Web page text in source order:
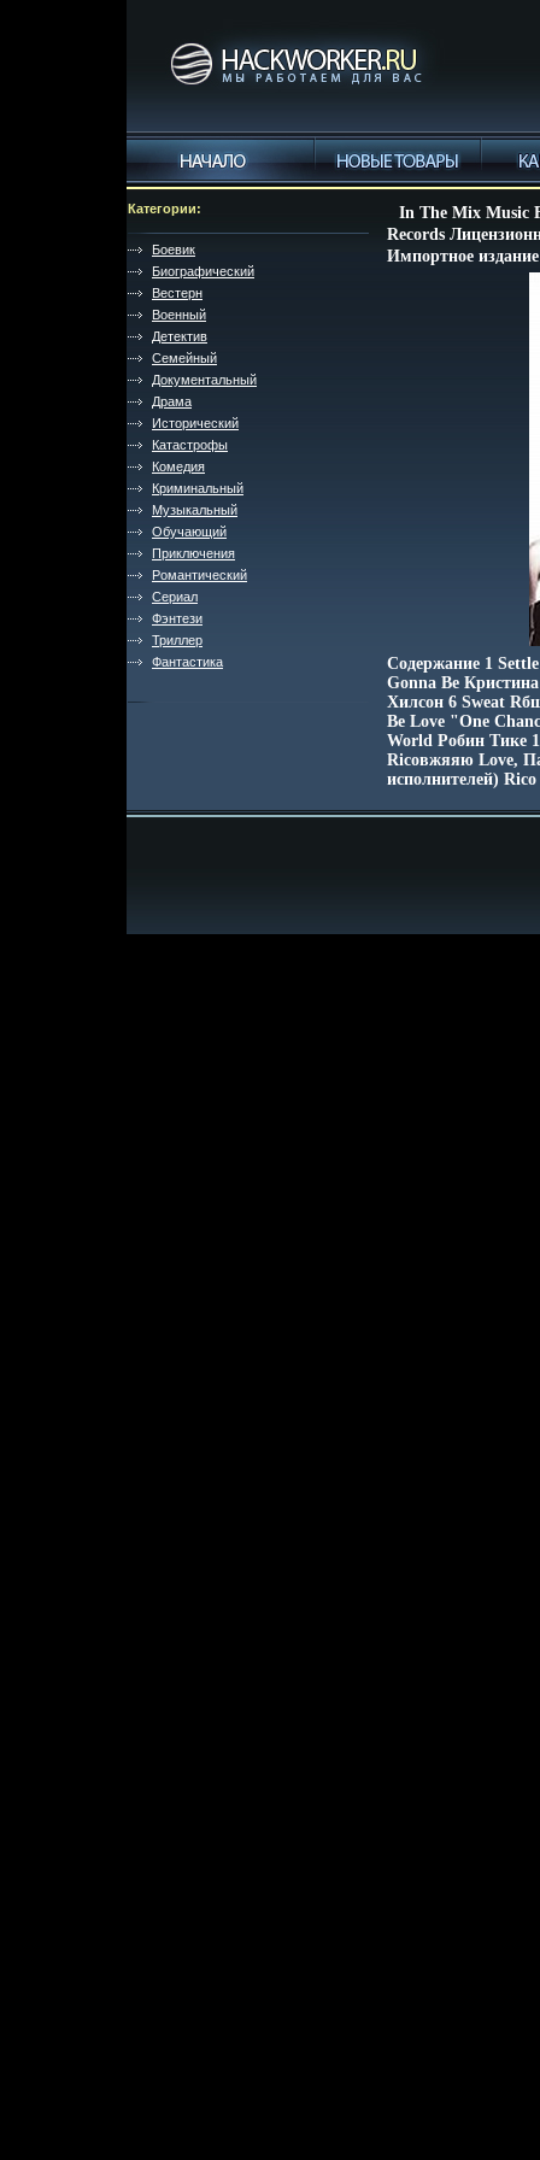
Категории:
Боевик
Биографический
Вестерн
Военный
Детектив
Семейный
Документальный
Драма
Исторический
Катастрофы
Комедия
Криминальный
Музыкальный
Обучающий
Приключения
Романтический
Сериал
Фэнтези
Триллер
Фантастика
In The Mix Music
Records
Импортное
Содержание 1
Gonna Be
Хилсон 6 Sweat
Be Love "One
World Робин Тике
Ricoвжяяю Love,
исполнителей)